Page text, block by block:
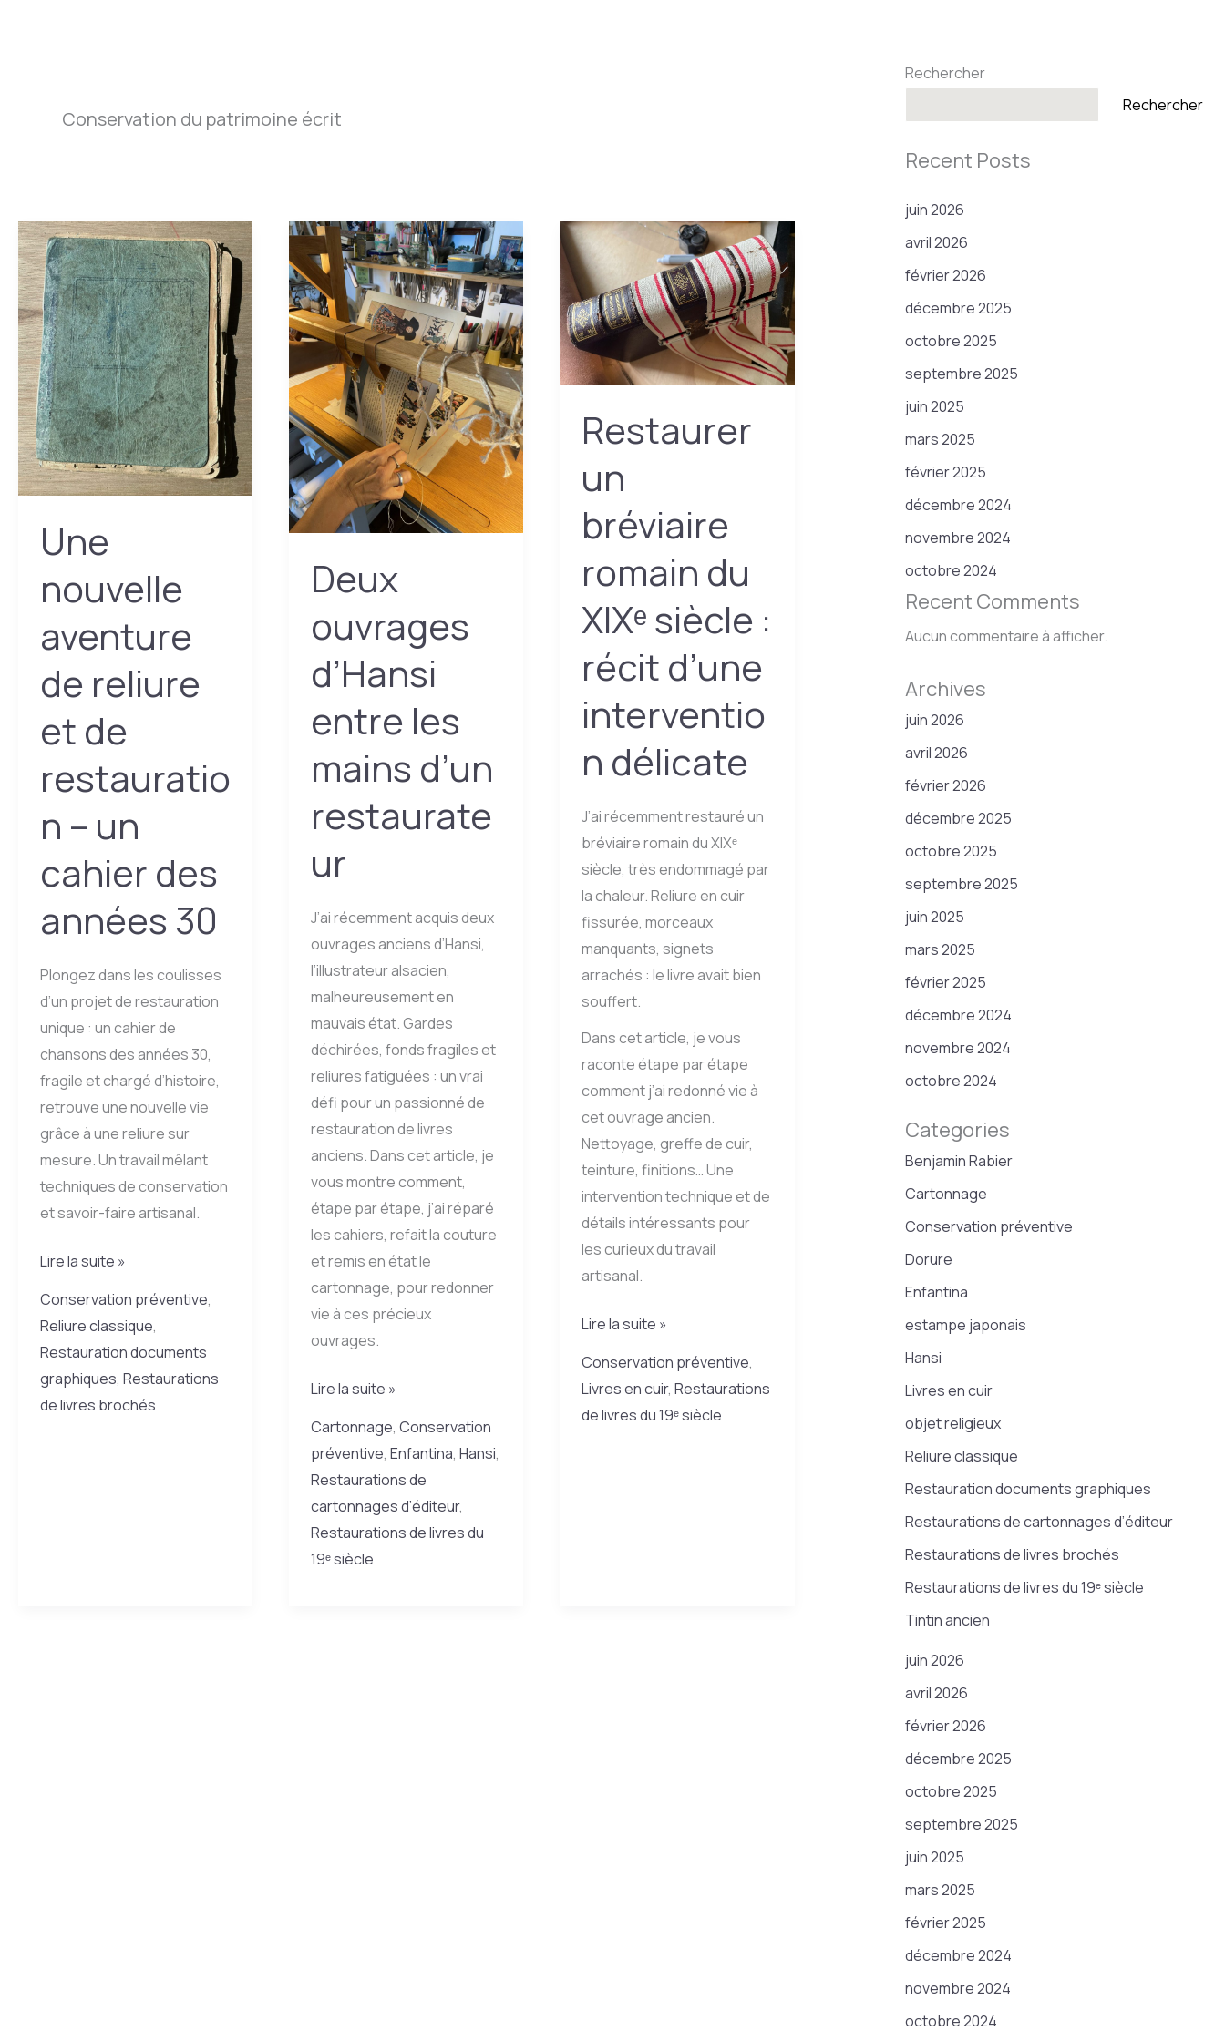
Conservation du patrimoine écrit
Une
nouvelle
aventure
de reliure
et de
restauratio
n – un
cahier des
années 30
Plongez dans les coulisses
d’un projet de restauration
unique : un cahier de
chansons des années 30,
fragile et chargé d’histoire,
retrouve une nouvelle vie
grâce à une reliure sur
mesure. Un travail mêlant
techniques de conservation
et savoir-faire artisanal.
Une
et
Lire la suite »
Conservation préventive,
Reliure classique,
Restauration documents
graphiques, Restaurations
de livres brochés
Deux
ouvrages
d’Hansi
entre les
mains d’un
restaurate
ur
J’ai récemment acquis deux
ouvrages anciens d’Hansi,
l’illustrateur alsacien,
malheureusement en
mauvais état. Gardes
déchirées, fonds fragiles et
reliures fatiguées : un vrai
défi pour un passionné de
restauration de livres
anciens. Dans cet article, je
vous montre comment,
étape par étape, j’ai réparé
les cahiers, refait la couture
et remis en état le
cartonnage, pour redonner
vie à ces précieux
ouvrages.
Deux
entre
Lire la suite »
Cartonnage,Conservation
préventive,Enfantina,Hansi,
Restaurations de
cartonnages d’éditeur,
Restaurations de livres du
19ᵉ siècle
Restaurer
un
bréviaire
romain du
XIXᵉ siècle :
récit d’une
interventio
n délicate
J’ai récemment restauré un
bréviaire romain du XIXᵉ
siècle, très endommagé par
la chaleur. Reliure en cuir
fissurée, morceaux
manquants, signets
arrachés : le livre avait bien
souffert.
Dans cet article, je vous
raconte étape par étape
comment j’ai redonné vie à
cet ouvrage ancien.
Nettoyage, greffe de cuir,
teinture, finitions… Une
intervention technique et de
détails intéressants pour
les curieux du travail
artisanal.
Restaurer
Lire la suite »
Conservation préventive,
Livres en cuir,Restaurations
de livres du 19ᵉ siècle
Rechercher
Rechercher
Recent Posts
juin 2026
avril 2026
février 2026
décembre 2025
octobre 2025
septembre 2025
juin 2025
mars 2025
février 2025
décembre 2024
novembre 2024
octobre 2024
Recent Comments
Aucun commentaire à afficher.
Archives
juin 2026
avril 2026
février 2026
décembre 2025
octobre 2025
septembre 2025
juin 2025
mars 2025
février 2025
décembre 2024
novembre 2024
octobre 2024
Categories
Benjamin Rabier
Cartonnage
Conservation préventive
Dorure
Enfantina
estampe japonais
Hansi
Livres en cuir
objet religieux
Reliure classique
Restauration documents graphiques
Restaurations de cartonnages d’éditeur
Restaurations de livres brochés
Restaurations de livres du 19ᵉ siècle
Tintin ancien
juin 2026
avril 2026
février 2026
décembre 2025
octobre 2025
septembre 2025
juin 2025
mars 2025
février 2025
décembre 2024
novembre 2024
octobre 2024